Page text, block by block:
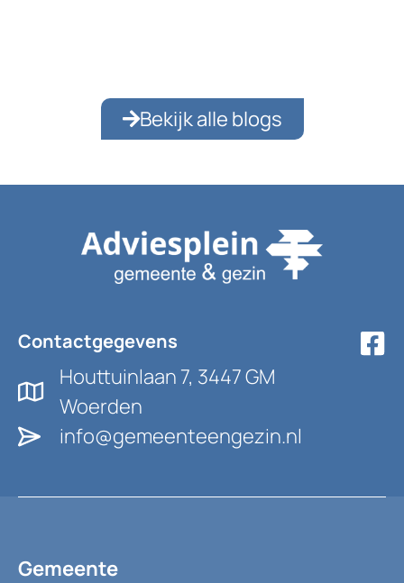
Bekijk alle blogs
Contactgegevens
Houttuinlaan 7, 3447 GM
Woerden
info@gemeenteengezin.nl
Gemeente